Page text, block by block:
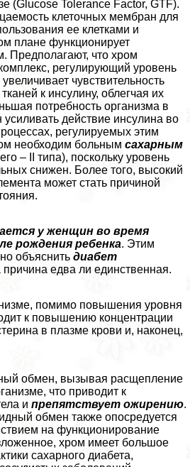
(Glucose Tolerance Factor, GTF).
клеточных мембран для
ее клетками и
плане функционирует
Предполагают, что хром
регулирующий уровень
чувствительность
к инсулину, облегчая их
потребность организма в
действие инсулина во
регулируемых этим
необходим больным сахарным
– II типа), поскольку уровень
снижен. Более того, высокий
может стать причиной
у женщин во время
рождения ребенка. Этим
объяснить диабет
причина едва ли единственная.
помимо повышения уровня
к повышению концентрации
в плазме крови и, наконец,
обмен, вызывая расщепление
что приводит к
и препятствует ожирению.
обмен также опосредуется
на функционирование
хром имеет большое
сахарного диабета,